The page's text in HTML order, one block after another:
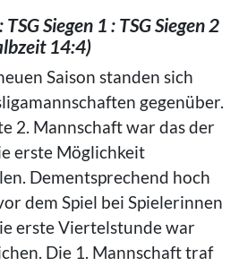
Siegen 1 : TSG Siegen 2
14:4)
Saison standen sich
gegenüber.
2. Mannschaft war das der
erste Möglichkeit
Dementsprechend hoch
dem Spiel bei Spielerinnen
erste Viertelstunde war
Die 1. Mannschaft traf